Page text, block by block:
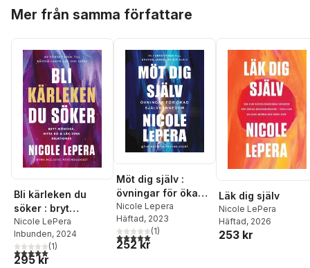
Mer från samma författare
Bli kärleken du
söker : bryt
mönster, hitta ro
och läk dina
relationer
Nicole LePera
Inbunden, 2024
5,0utav 5 stjärnor. Totalt antal röster:
(1)
295 kr
Möt dig själv :
övningar för ökad
självkännedom
Nicole Lepera
Häftad, 2023
5,0utav 5 stjärnor. Totalt antal röster:
(1)
252 kr
Läk dig själv
Nicole LePera
Häftad, 2026
253 kr